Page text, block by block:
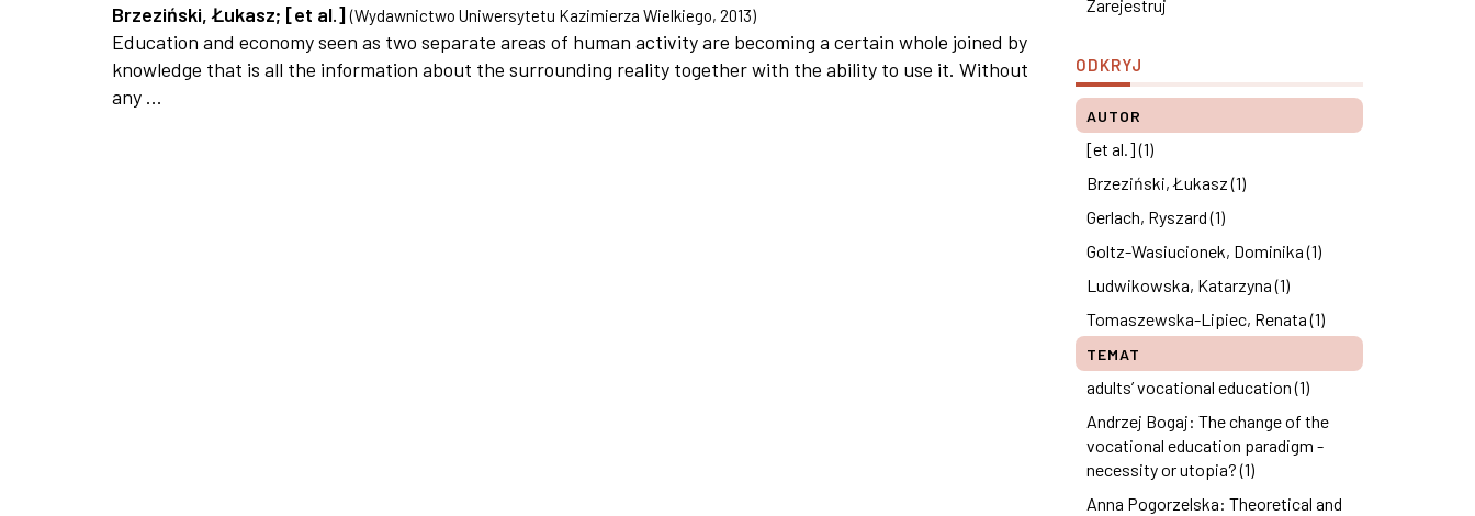
Brzeziński, Łukasz; [et al.] (Wydawnictwo Uniwersytetu Kazimierza Wielkiego, 2013)
Education and economy seen as two separate areas of human activity are becoming a certain whole joined by
knowledge that is all the information about the surrounding reality together with the ability to use it. Without
any ...
Zarejestruj
ODKRYJ
AUTOR
[et al.] (1)
Brzeziński, Łukasz (1)
Gerlach, Ryszard (1)
Goltz-Wasiucionek, Dominika (1)
Ludwikowska, Katarzyna (1)
Tomaszewska-Lipiec, Renata (1)
TEMAT
adults’ vocational education (1)
Andrzej Bogaj: The change of the
vocational education paradigm -
necessity or utopia? (1)
Anna Pogorzelska: Theoretical and